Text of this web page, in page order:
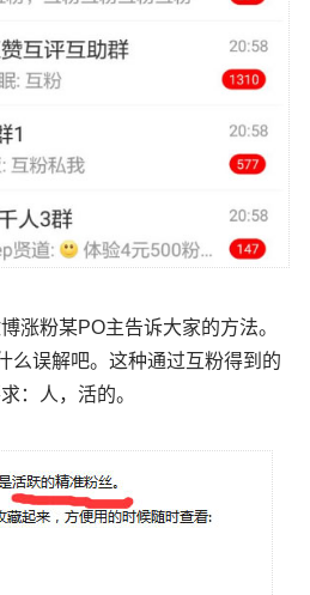
涨粉某PO主告诉大家的方法。
么误解吧。这种通过互粉得到的
：人，活的。